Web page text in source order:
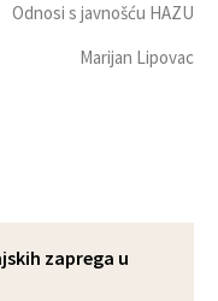
Odnosi s javnošću HAZU
Marijan Lipovac